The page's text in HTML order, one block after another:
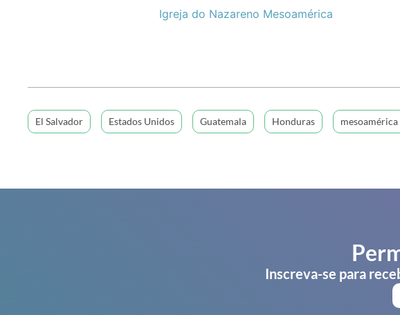
Igreja do Nazareno Mesoamérica
El Salvador Estados Unidos Guatemala Honduras mesoamérica
Inscreva-se para